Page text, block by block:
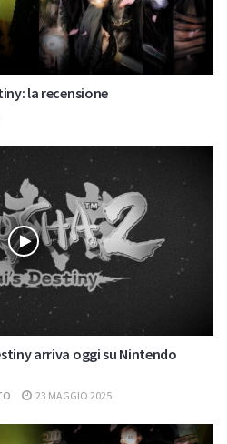
la recensione
arriva oggi su Nintendo
23 MAGGIO 2025